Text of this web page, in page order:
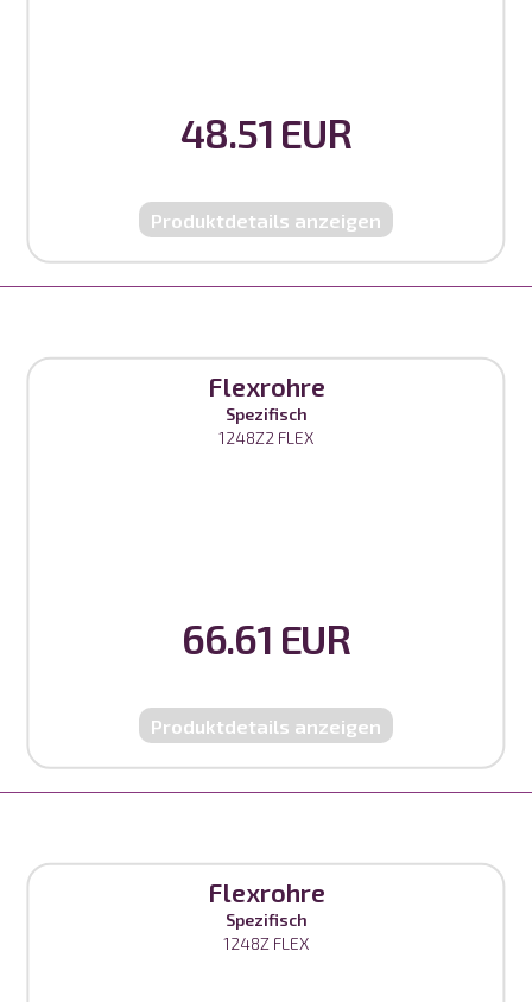
48.51 EUR
Produktdetails anzeigen
Flexrohre
Spezifisch
1248Z2 FLEX
66.61 EUR
Produktdetails anzeigen
Flexrohre
Spezifisch
1248Z FLEX